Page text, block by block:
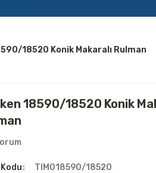
18520 Konik Makaralı Rulman
18590/18520 Konik
TIM018590/18520